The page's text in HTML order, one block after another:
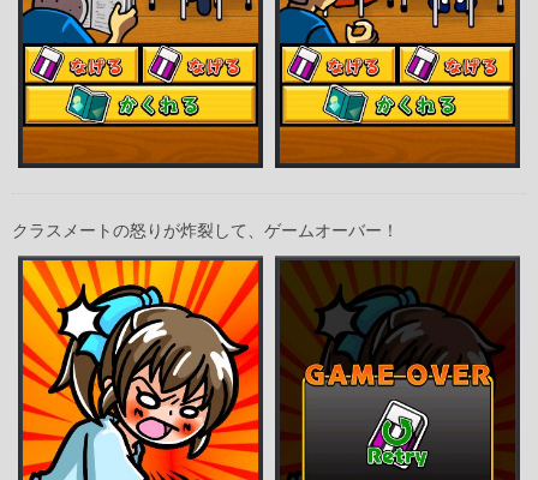
クラスメートの怒りが炸裂して、ゲームオーバー！